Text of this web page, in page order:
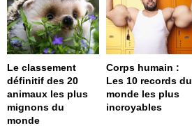
Le classement
définitif des 20
animaux les plus
mignons du
monde
Corps humain :
Les 10 records du
monde les plus
incroyables